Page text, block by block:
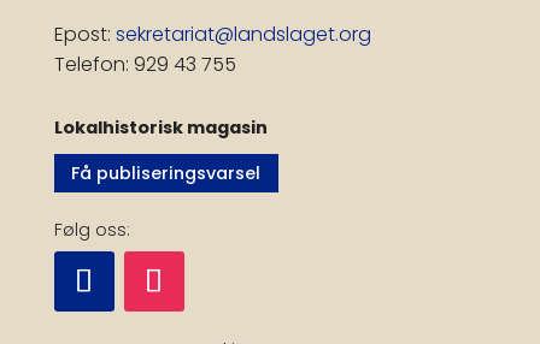
Epost: sekretariat@landslaget.org
Telefon: 929 43 755
Lokalhistorisk magasin
Få publiseringsvarsel
Følg oss: